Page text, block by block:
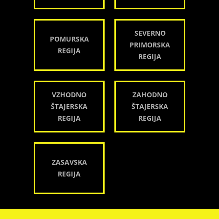
POMURSKA
REGIJA
SEVERNO
PRIMORSKA
REGIJA
VZHODNO
ŠTAJERSKA
REGIJA
ZAHODNO
ŠTAJERSKA
REGIJA
ZASAVSKA
REGIJA